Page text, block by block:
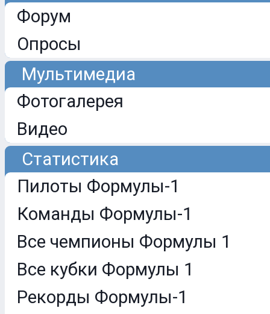
Форум
Опросы
Мультимедиа
Фотогалерея
Видео
Статистика
Пилоты Формулы-1
Команды Формулы-1
Все чемпионы Формулы 1
Все кубки Формулы 1
Рекорды Формулы-1